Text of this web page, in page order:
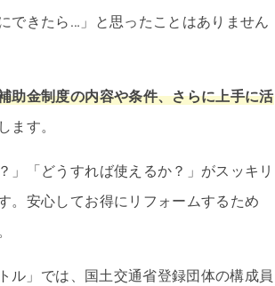
できたら…」と思ったことはありません
助金制度の内容や条件、さらに上手に活
ます。
」「どうすれば使えるか？」がスッキリ
。安心してお得にリフォームするため
ル」では、国土交通省登録団体の構成員